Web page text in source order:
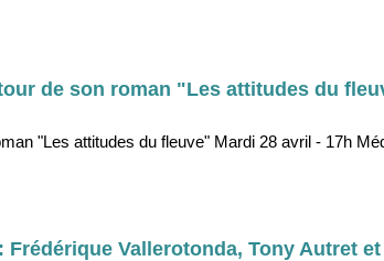
de son roman "Les attitudes du
"Les attitudes du fleuve" Mardi 28 avril - 17h
Vallerotonda, Tony Autret